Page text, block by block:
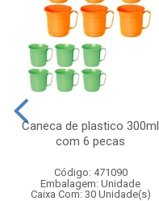
Caneca de plastico 300ml
com 6 pecas
Código: 471090
Embalagem: Unidade
Caixa Com: 30 Unidade(s)